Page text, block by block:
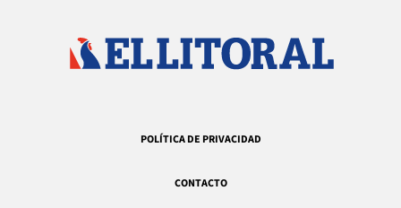
POLÍTICA DE PRIVACIDAD
CONTACTO